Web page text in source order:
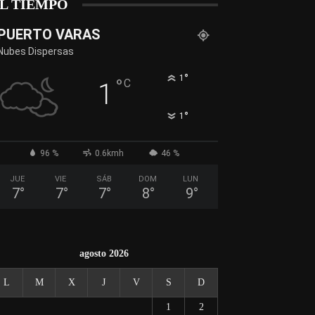
TIEMPO
VARAS
Dispersas
1 °C 1 °
1 °
96 % 0.6kmh 46 %
JUE
7°
VIE
7°
SÁB
7°
DOM
8°
LUN
9°
agosto 2026
L M X J V S D
1
2